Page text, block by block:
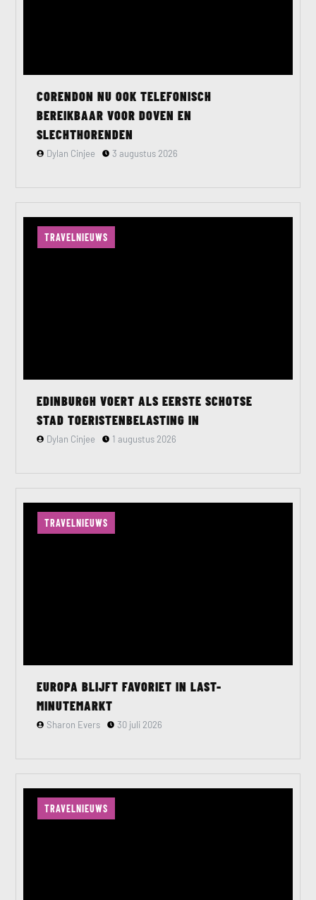
CORENDON NU OOK TELEFONISCH
BEREIKBAAR VOOR DOVEN EN
SLECHTHORENDEN
Dylan Cinjee 3 augustus 2026
TRAVELNIEUWS
EDINBURGH VOERT ALS EERSTE SCHOTSE
STAD TOERISTENBELASTING IN
Dylan Cinjee 1 augustus 2026
TRAVELNIEUWS
EUROPA BLIJFT FAVORIET IN LAST-
MINUTEMARKT
Sharon Evers 30 juli 2026
TRAVELNIEUWS